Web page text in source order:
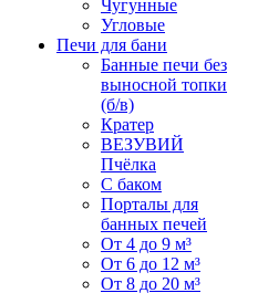
Чугунные
Угловые
Печи для бани
Банные печи без
выносной топки
(б/в)
Кратер
ВЕЗУВИЙ
Пчёлка
С баком
Порталы для
банных печей
От 4 до 9 м³
От 6 до 12 м³
От 8 до 20 м³